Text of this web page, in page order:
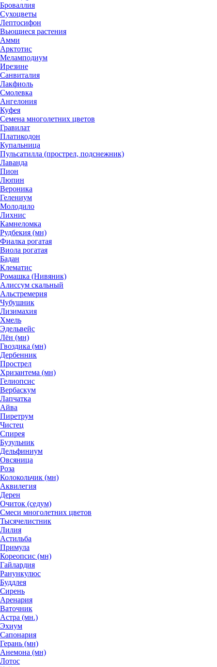
Броваллия
Сухоцветы
Лептосифон
Вьющиеся растения
Амми
Арктотис
Меламподиум
Ирезине
Санвиталия
Лакфиоль
Смолевка
Ангелония
Куфея
Семена многолетних цветов
Гравилат
Платикодон
Купальница
Пульсатилла (прострел, подснежник)
Лаванда
Пион
Люпин
Вероника
Гелениум
Молодило
Лихнис
Камнеломка
Рудбекия (мн)
Фиалка рогатая
Виола рогатая
Бадан
Клематис
Ромашка (Нивяник)
Алиссум скальный
Альстремерия
Чубушник
Лизимахия
Хмель
Эдельвейс
Лён (мн)
Гвоздика (мн)
Дербенник
Прострел
Хризантема (мн)
Гелиопсис
Вербаскум
Лапчатка
Айва
Пиретрум
Чистец
Спирея
Бузульник
Дельфиниум
Овсяница
Роза
Колокольчик (мн)
Аквилегия
Дерен
Очиток (седум)
Смеси многолетних цветов
Тысячелистник
Лилия
Астильба
Примула
Кореопсис (мн)
Гайлардия
Ранункулюс
Буддлея
Сирень
Аренария
Ваточник
Астра (мн.)
Эхиум
Сапонария
Герань (мн)
Анемона (мн)
Лотос